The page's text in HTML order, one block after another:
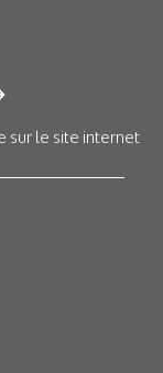
sur le site internet